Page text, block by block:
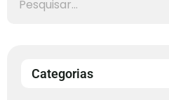
Categorias